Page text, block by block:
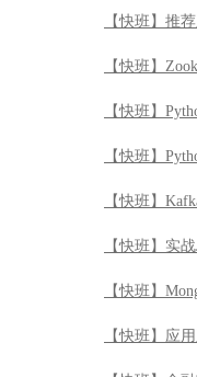
【快班】实战
【快班】
【快班】应
【快班】金
【快班】
【快班】
【快班】
【快班】